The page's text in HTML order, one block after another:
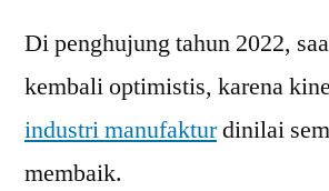
Di penghujung tahun 2022,
kembali optimistis, karena
industri manufakturdinilai
membaik.